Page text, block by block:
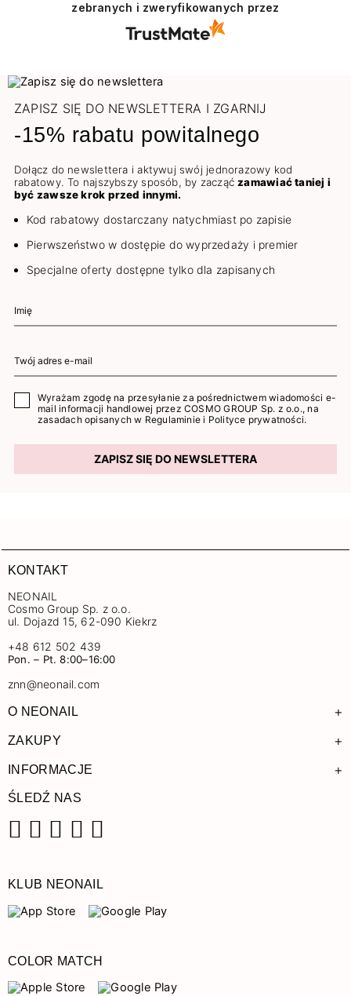
zebranych i zweryfikowanych przez
ZAPISZ SIĘ DO NEWSLETTERA I ZGARNIJ
-15% rabatu powitalnego
Dołącz do newslettera i aktywuj swój jednorazowy kod
rabatowy. To najszybszy sposób, by zacząćzamawiać taniej i
być zawsze krok przed innymi.
Kod rabatowy dostarczany natychmiast po zapisie
Pierwszeństwo w dostępie do wyprzedaży i premier
Specjalne oferty dostępne tylko dla zapisanych
Wyrażam zgodę na przesyłanie za pośrednictwem wiadomości e-
mail informacji handlowej przez COSMO GROUP Sp. z o.o., na
zasadach opisanych w Regulaminie i Polityce prywatności.
ZAPISZ SIĘ DO NEWSLETTERA
KONTAKT
NEONAIL
Cosmo Group Sp. z o.o.
ul. Dojazd 15, 62-090 Kiekrz
+48 612 502 439
Pon. – Pt. 8:00–16:00
znn@neonail.com
O NEONAIL +
ZAKUPY +
INFORMACJE +
ŚLEDŹ NAS
KLUB NEONAIL
COLOR MATCH